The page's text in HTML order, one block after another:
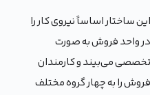
این ساختار اساساً نیروی کار را
در واحد فروش به صورت
تخصصی می‌بیند و کارمندان
فروش را به چهار گروه مختلف